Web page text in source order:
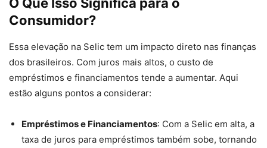
Consumidor?
Essa elevação na Selic tem um impacto direto nas finanças
dos brasileiros. Com juros mais altos, o custo de
empréstimos e financiamentos tende a aumentar. Aqui
estão alguns pontos a considerar:
Empréstimos e Financiamentos: Com a Selic em alta, a
taxa de juros para empréstimos também sobe, tornando